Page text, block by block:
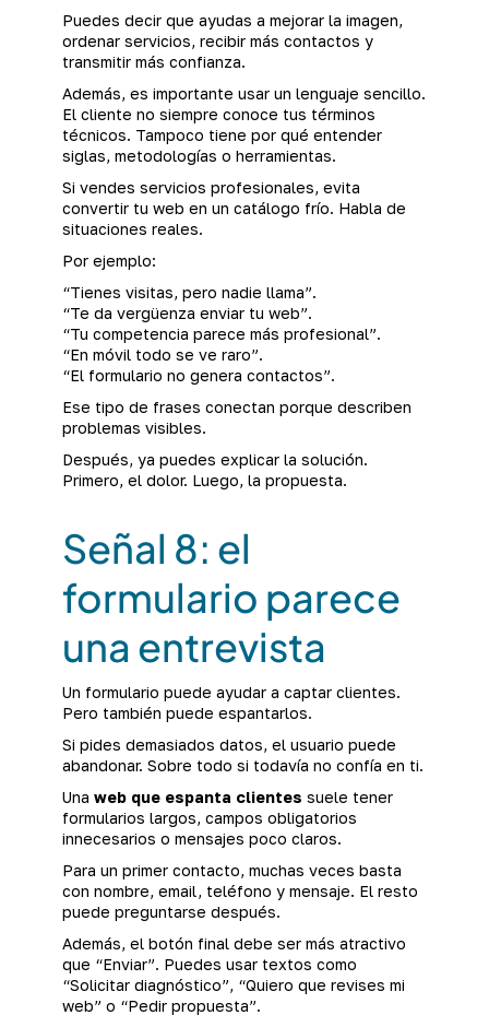
Puedes decir que ayudas a mejorar la imagen,
ordenar servicios, recibir más contactos y
transmitir más confianza.
Además, es importante usar un lenguaje sencillo.
El cliente no siempre conoce tus términos
técnicos. Tampoco tiene por qué entender
siglas, metodologías o herramientas.
Si vendes servicios profesionales, evita
convertir tu web en un catálogo frío. Habla de
situaciones reales.
Por ejemplo:
“Tienes visitas, pero nadie llama”.
“Te da vergüenza enviar tu web”.
“Tu competencia parece más profesional”.
“En móvil todo se ve raro”.
“El formulario no genera contactos”.
Ese tipo de frases conectan porque describen
problemas visibles.
Después, ya puedes explicar la solución.
Primero, el dolor. Luego, la propuesta.
Señal 8: el
formulario parece
una entrevista
Un formulario puede ayudar a captar clientes.
Pero también puede espantarlos.
Si pides demasiados datos, el usuario puede
abandonar. Sobre todo si todavía no confía en ti.
Unaweb que espanta clientes suele tener
formularios largos, campos obligatorios
innecesarios o mensajes poco claros.
Para un primer contacto, muchas veces basta
con nombre, email, teléfono y mensaje. El resto
puede preguntarse después.
Además, el botón final debe ser más atractivo
que “Enviar”. Puedes usar textos como
“Solicitar diagnóstico”, “Quiero que revises mi
web” o “Pedir propuesta”.